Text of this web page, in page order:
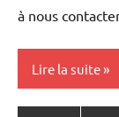
à nous
Lire la suite